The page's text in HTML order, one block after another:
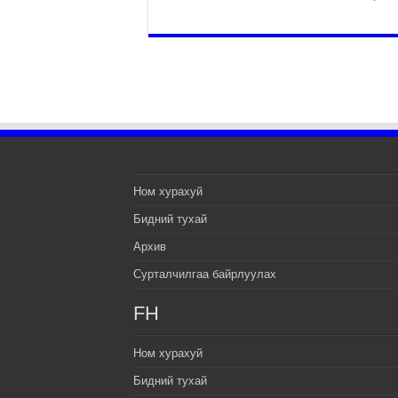
Ном хурахуй
Бидний тухай
Архив
Сурталчилгаа байрлуулах
FH
Ном хурахуй
Бидний тухай